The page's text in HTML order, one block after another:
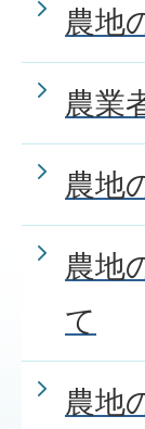
農地
農業
農地
農地
て
農地